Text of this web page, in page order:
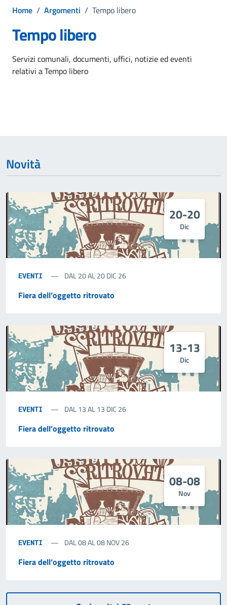
Home / Argomenti / Tempo libero
Tempo libero
Dettagli dell'argomento
Servizi comunali, documenti, uffici, notizie ed eventi
relativi a Tempo libero
Novità
20-20
Dic
EVENTI DAL 20 AL 20 DIC 26
Fiera dell’oggetto ritrovato
13-13
Dic
EVENTI DAL 13 AL 13 DIC 26
Fiera dell’oggetto ritrovato
08-08
Nov
EVENTI DAL 08 AL 08 NOV 26
Fiera dell’oggetto ritrovato